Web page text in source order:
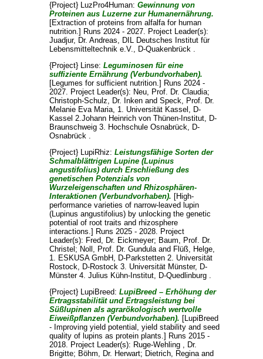
{Project} LuzPro4Human: Gewinnung von
Proteinen aus Luzerne zur Humanernährung.
[Extraction of proteins from alfalfa for human
nutrition.] Runs 2024 - 2027. Project Leader(s):
Juadjur, Dr. Andreas, DIL Deutsches Institut für
Lebensmitteltechnik e.V., D-Quakenbrück .
{Project} Linse: Leguminosen für eine
suffiziente Ernährung (Verbundvorhaben).
[Legumes for sufficient nutrition.] Runs 2024 -
2027. Project Leader(s): Neu, Prof. Dr. Claudia;
Christoph-Schulz, Dr. Inkenand Speck, Prof. Dr.
Melanie Eva Maria, 1. Universität Kassel, D-
Kassel 2.Johann Heinrich von Thünen-Institut, D-
Braunschweig 3. Hochschule Osnabrück, D-
Osnabrück .
{Project} LupiRhiz: Leistungsfähige Sorten der
Schmalblättrigen Lupine (Lupinus
angustifolius) durch Erschließung des
genetischen Potenzials von
Wurzeleigenschaften und Rhizosphären-
Interaktionen (Verbundvorhaben). [High-
performance varieties of narrow-leaved lupin
(Lupinus angustifolius) by unlocking the genetic
potential of root traits and rhizosphere
interactions.] Runs 2025 - 2028. Project
Leader(s): Fred, Dr. Eickmeyer; Baum, Prof. Dr.
Christel ; Noll, Prof. Dr. Gundulaand Flüß, Helge,
1. ESKUSA GmbH, D-Parkstetten 2. Universität
Rostock, D-Rostock 3. Universität Münster, D-
Münster 4. Julius Kühn-Institut, D-Quedlinburg .
{Project} LupiBreed: LupiBreed – Erhöhung der
Ertragsstabilität und Ertragsleistung bei
Süßlupinen als agrarökologisch wertvolle
Eiweißpflanzen (Verbundvorhaben). [LupiBreed
- Improving yield potential, yield stability and seed
quality of lupins as protein plants.] Runs 2015 -
2018. Project Leader(s): Ruge-Wehling , Dr.
Brigitte; Böhm, Dr. Herwart; Dietrich, Reginaand